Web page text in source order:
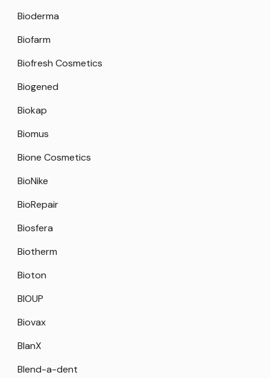
Bioderma
Biofarm
Biofresh Cosmetics
Biogened
Biokap
Biomus
Bione Cosmetics
BioNike
BioRepair
Biosfera
Biotherm
Bioton
BIOUP
Biovax
BlanX
Blend-a-dent